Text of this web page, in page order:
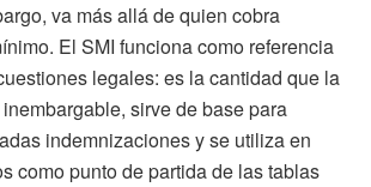
va más allá de quien cobra
El SMI funciona como referencia
legales: es la cantidad que la
sirve de base para
indemnizaciones y se utiliza en
como punto de partida de las tablas